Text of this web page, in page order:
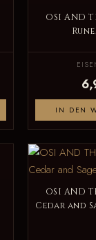
OSI AND
IN DEN
OSI AND
Cedar and